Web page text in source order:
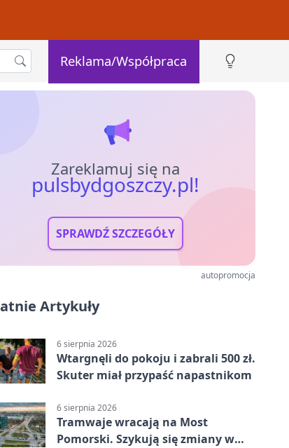
Reklama/Współpraca
Zareklamuj się na
pulsbydgoszczy.pl!
SPRAWDŹ SZCZEGÓŁY
autopromocja
Artykuły
6 sierpnia 2026
Wtargnęli do pokoju i zabrali 500 zł.
Skuter miał przypaść napastnikom
6 sierpnia 2026
Tramwaje wracają na Most
Pomorski. Szykują się zmiany w